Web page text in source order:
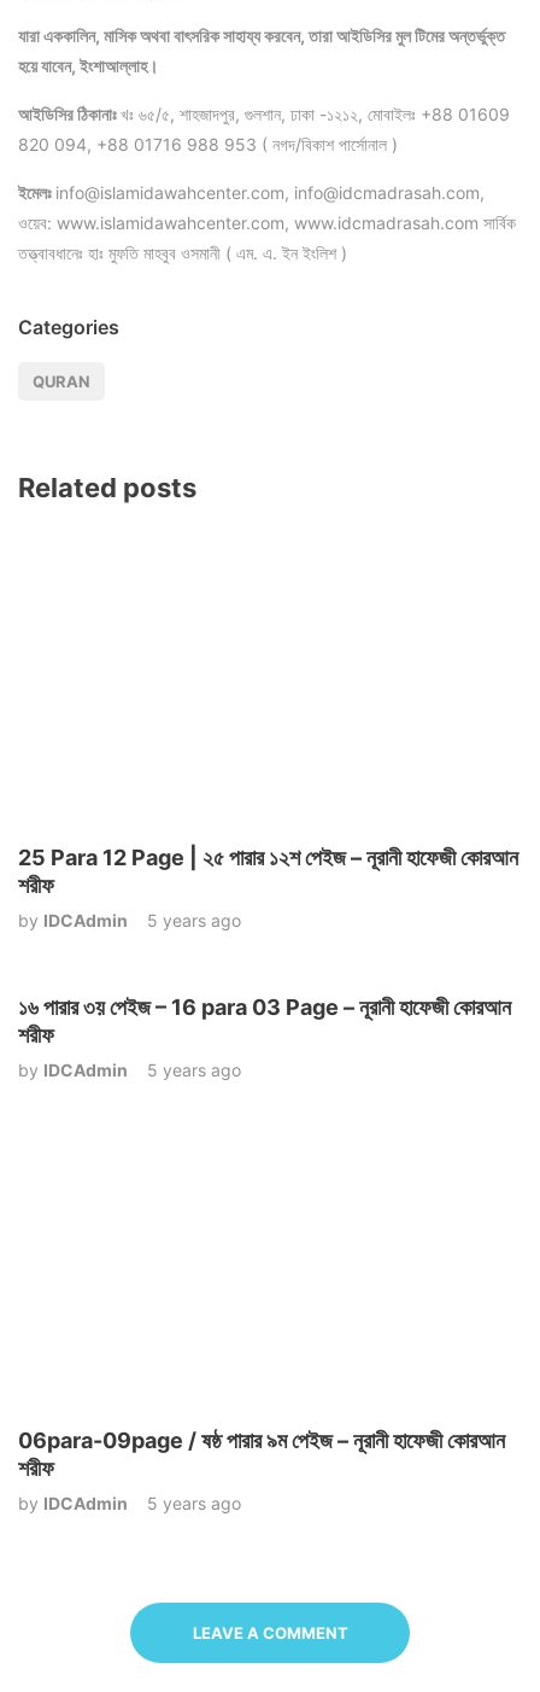
যারা এককালিন, মাসিক অথবা বাৎসরিক সাহায্য করবেন, তারা আইডিসির মুল টিমের অন্তর্ভুক্ত
হয়ে যাবেন, ইংশাআল্লাহ।
আইডিসির ঠিকানাঃখঃ ৬৫/৫, শাহজাদপুর, গুলশান, ঢাকা -১২১২, মোবাইলঃ +88 01609
820 094, +88 01716 988 953 ( নগদ/বিকাশ পার্সোনাল )
ইমেলঃ info@islamidawahcenter.com, info@idcmadrasah.com,
ওয়েব: www.islamidawahcenter.com, www.idcmadrasah.com সার্বিক
তত্ত্বাবধানেঃ হাঃ মুফতি মাহবুব ওসমানী ( এম. এ. ইন ইংলিশ )
Categories
QURAN
Related posts
25 Para 12 Page | ২৫ পারার ১২শ পেইজ – নূরানী হাফেজী কোরআন
শরীফ
by IDCAdmin 5 years ago
১৬ পারার ৩য় পেইজ – 16 para 03 Page – নূরানী হাফেজী কোরআন
শরীফ
by IDCAdmin 5 years ago
06para-09page / ষষ্ঠ পারার ৯ম পেইজ – নূরানী হাফেজী কোরআন
শরীফ
by IDCAdmin 5 years ago
LEAVE A COMMENT